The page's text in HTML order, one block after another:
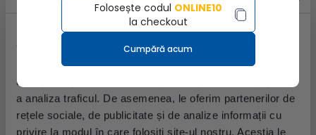
Folosim cookie-uri pentru a personaliza conținutul și
anunțurile, pentru a oferi funcții de rețele sociale și pentru
a analiza traficul. De asemenea, le oferim partenerilor de
rețele sociale, de publicitate și de analize informații cu
privire la modul în care folosiți site-ul nostru. Aceștia le
Ultimele articole
Folosește codul ONLINE10
la checkout
Cumpără acum